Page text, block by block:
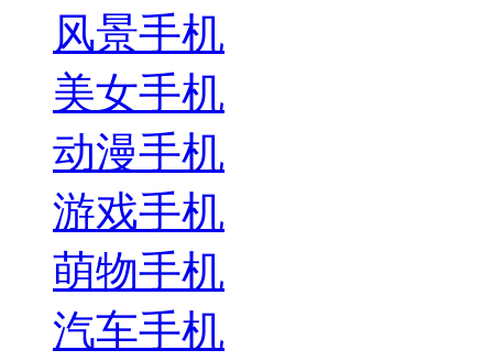
风景手机
美女手机
动漫手机
游戏手机
萌物手机
汽车手机